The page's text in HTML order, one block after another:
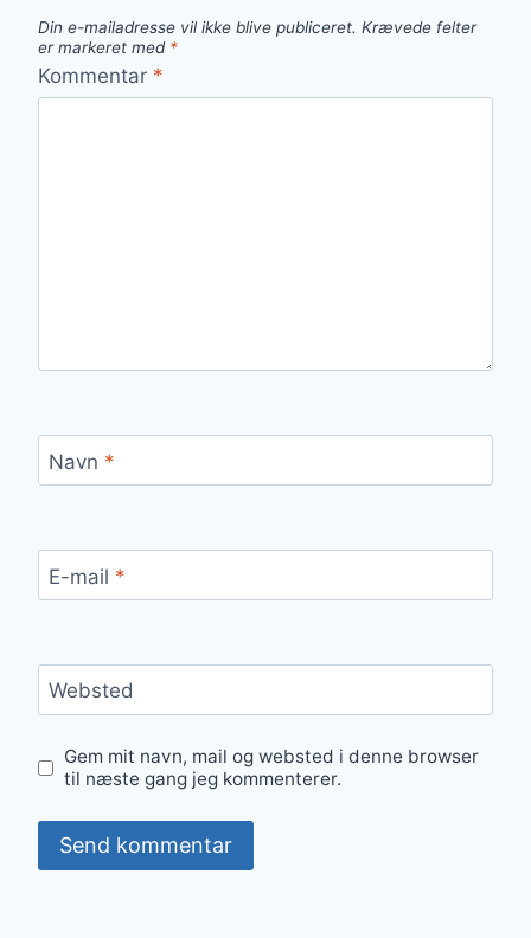
Din e-mailadresse vil ikke blive publiceret. Krævede felter
er markeret med *
Kommentar *
Navn *
E-mail *
Websted
Gem mit navn, mail og websted i denne browser
til næste gang jeg kommenterer.